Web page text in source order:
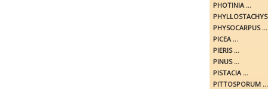
PHOTINIA ...
PHYSOCARPUS ...
PICEA ...
PIERIS ...
PINUS ...
PISTACIA ...
PITTOSPORUM ...